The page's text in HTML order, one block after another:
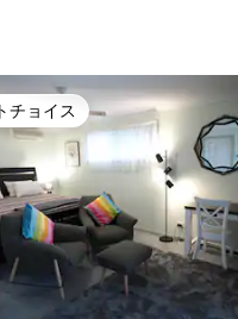
チョイス
チョイス